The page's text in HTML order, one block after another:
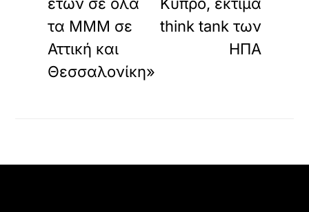
τα ΜΜΜ σε
Αττική και
Θεσσαλονίκη»
think tank των
ΗΠΑ